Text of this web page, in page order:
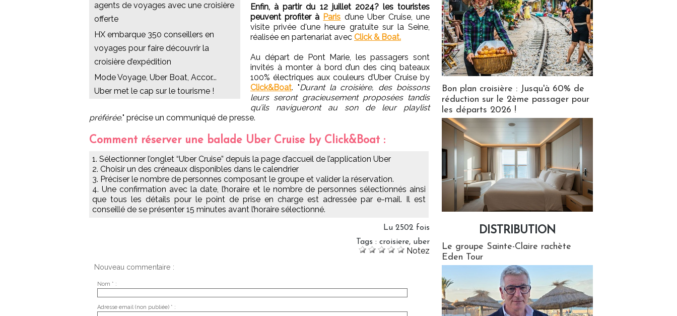
agents de voyages avec une croisière
offerte
HX embarque 350 conseillers en
voyages pour faire découvrir la
croisière d’expédition
Mode Voyage, Uber Boat, Accor...
Uber met le cap sur le tourisme !
Enfin, à partir du 12 juillet 2024? les touristes
peuvent profiter à Paris d’une Uber Cruise, une
visite privée d'une heure gratuite sur la Seine,
réalisée en partenariat avec Click & Boat.
Au départ de Pont Marie, les passagers sont
invités à monter à bord d’un des cinq bateaux
100% électriques aux couleurs d’Uber Cruise by
Click&Boat. "Durant la croisière, des boissons
leurs seront gracieusement proposées tandis
qu’ils navigueront au son de leur playlist
préférée." précise un communiqué de presse.
Comment réserver une balade Uber Cruise by Click&Boat :
1. Sélectionner l’onglet “Uber Cruise” depuis la page d’accueil de l’application Uber
2. Choisir un des créneaux disponibles dans le calendrier
3. Préciser le nombre de personnes composant le groupe et valider la réservation.
4. Une confirmation avec la date, l’horaire et le nombre de personnes sélectionnés ainsi
que tous les détails pour le point de prise en charge est adressée par e-mail. Il est
conseillé de se présenter 15 minutes avant l’horaire sélectionné.
Lu 2502 fois
Tags : croisiere, uber
Notez
Nouveau commentaire :
Nom * :
Adresse email (non publiée) * :
Bon plan croisière : Jusqu'à 60% de
réduction sur le 2ème passager pour
les départs 2026 !
DISTRIBUTION
Le groupe Sainte-Claire rachète
Eden Tour